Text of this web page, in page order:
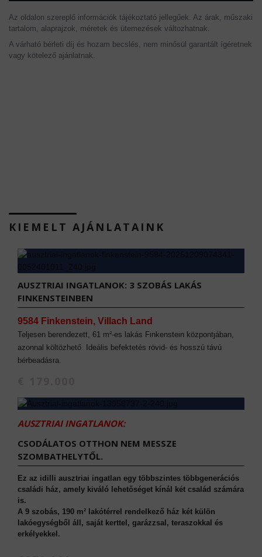
Az oldalon szereplő információk tájékoztató jellegűek. Az árak, műszaki
tartalom, alaprajzok, méretek és ütemezések változhatnak.
A várható bérleti díj és hozam becslés, nem minősül garantált ígéretnek
vagy kötelező ajánlatnak.
KIEMELT AJÁNLATAINK
AUSZTRIAI INGATLANOK: 3 SZOBÁS LAKÁS
FINKENSTEINBEN
9584 Finkenstein, Villach Land
Teljesen berendezett, 61 m²-es lakás Finkenstein központjában,
azonnal költözhető. Ideális befektetés rövid- és hosszú távú
bérbeadásra.
AUSZTRIAI INGATLANOK:
CSODÁLATOS OTTHON NEM MESSZE
SZOMBATHELYTŐL.
Ez az idilli ausztriai ingatlan egy többszintes többgenerációs
családi ház, amely kiváló lehetőséget kínál két család számára
is.
A 9 szobás, 190 m² lakótérrel rendelkező ház két külön
lakóegységből áll, saját kerttel, garázzsal, teraszokkal és
erkélyekkel.